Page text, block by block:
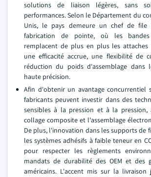
solutions de liaison légères, sans
performances. Selon le Département du
Unis, le pays demeure un chef de file
fabrication de pointe, où les
remplacent de plus en plus les attaches
une efficacité accrue, une flexibilité de
réduction du poids d'assemblage dans
haute précision.
Afin d'obtenir un avantage concurrentiel
fabricants peuvent investir dans des
sensibles à la pression et à la pression,
collage composite et l'assemblage
De plus, l'innovation dans les supports de
les systèmes adhésifs à faible teneur en
pour respecter les règlements
mandats de durabilité des OEM et des
américains. L'accent mis sur la